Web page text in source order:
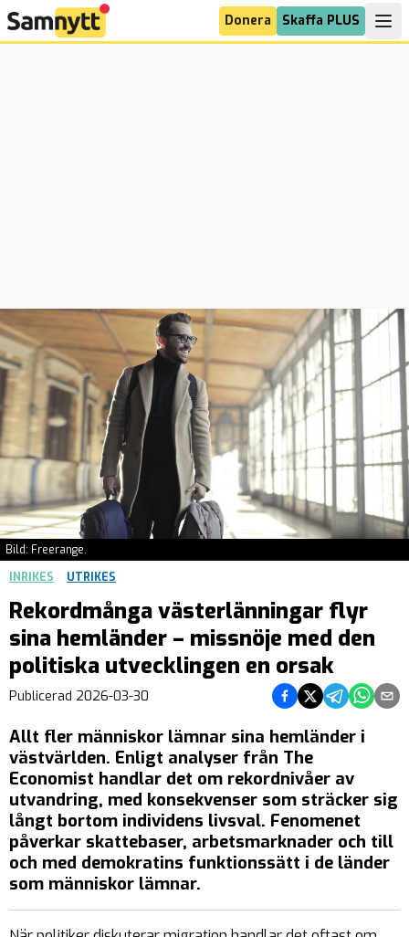
Donera Skaffa PLUS
Bild: Freerange.
INRIKES
UTRIKES
Rekordmånga västerlänningar flyr
sina hemländer – missnöje med den
politiska utvecklingen en orsak
Publicerad 2026-03-30 Dela på Facebook
Dela på Twitter
Dela påDela på
Dela
Allt fler människor lämnar sina hemländer i
västvärlden. Enligt analyser från The
Economist handlar det om rekordnivåer av
utvandring, med konsekvenser som sträcker sig
långt bortom individens livsval. Fenomenet
påverkar skattebaser, arbetsmarknader och till
och med demokratins funktionssätt i de länder
som människor lämnar.